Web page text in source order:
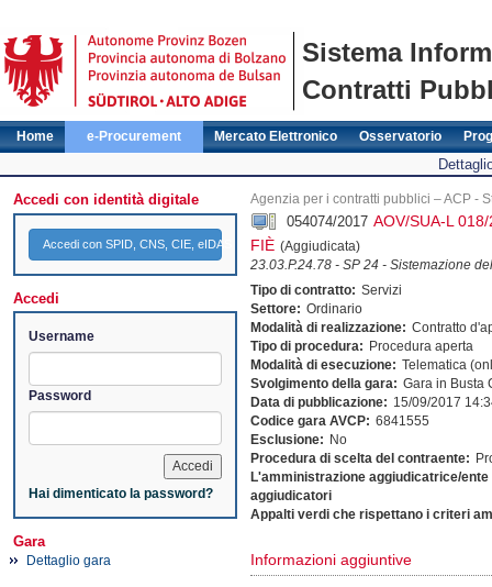
Sistema
Contratti
Home e-Procurement Mercato Elettronico Osservatorio
Accedi con identità digitale
Accedi con SPID, CNS, CIE, eIDAS
Accedi
Username
Password
Hai dimenticato la password?
Gara
Dettaglio gara
Agenzia per i contratti pubblici – ACP -
054074/2017 AOV/SUA-L
FIÈ (Aggiudicata)
23.03.P.24.78 - SP 24 - Sistemazione
Tipo di contratto: Servizi
Settore: Ordinario
Modalità di realizzazione: Contratto
Tipo di procedura: Procedura aperta
Modalità di esecuzione: Telematica
Svolgimento della gara: Gara in Busta
Data di pubblicazione: 15/09/2017
Codice gara AVCP: 6841555
Esclusione: No
Procedura di scelta del contraente:
L'amministrazione aggiudicatrice/
aggiudicatori
Appalti verdi che rispettano i criteri
Informazioni aggiuntive